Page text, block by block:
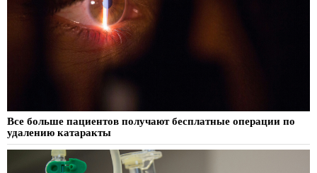
Все больше пациентов получают бесплатные операции по
удалению катаракты